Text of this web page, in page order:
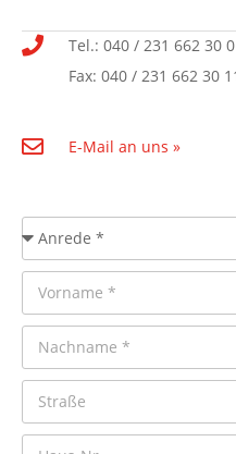
Tel.: 040 / 231 662 30 0
Fax: 040 / 231 662 30
E-Mail an uns »